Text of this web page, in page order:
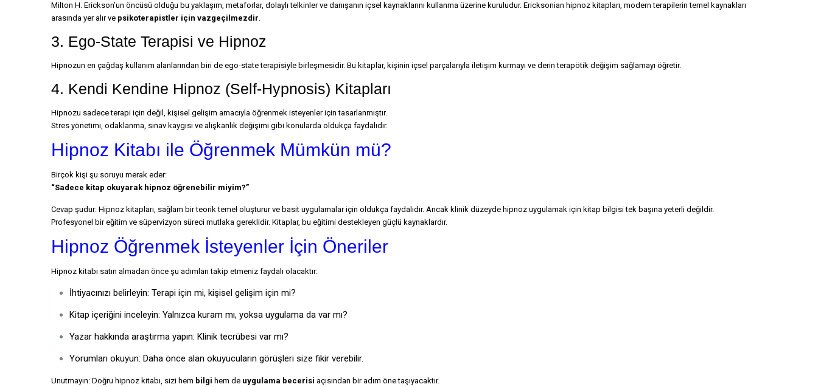
Milton H. Erickson’un öncüsü olduğu bu yaklaşım, metaforlar, dolaylı telkinler ve danışanın içsel kaynaklarını kullanma üzerine kuruludur. Ericksonian hipnoz kitapları, modern terapilerin temel kaynakları
arasında yer alır ve psikoterapistler için vazgeçilmezdir.
3. Ego-State Terapisi ve Hipnoz
Hipnozun en çağdaş kullanım alanlarından biri de ego-state terapisiyle birleşmesidir. Bu kitaplar, kişinin içsel parçalarıyla iletişim kurmayı ve derin terapötik değişim sağlamayı öğretir.
4. Kendi Kendine Hipnoz (Self-Hypnosis) Kitapları
Hipnozu sadece terapi için değil, kişisel gelişim amacıyla öğrenmek isteyenler için tasarlanmıştır.
Stres yönetimi, odaklanma, sınav kaygısı ve alışkanlık değişimi gibi konularda oldukça faydalıdır.
Hipnoz Kitabı ile Öğrenmek Mümkün mü?
Birçok kişi şu soruyu merak eder:
“Sadece kitap okuyarak hipnoz öğrenebilir miyim?”
Cevap şudur: Hipnoz kitapları, sağlam bir teorik temel oluşturur ve basit uygulamalar için oldukça faydalıdır. Ancak klinik düzeyde hipnoz uygulamak için kitap bilgisi tek başına yeterli değildir.
Profesyonel bir eğitim ve süpervizyon süreci mutlaka gereklidir. Kitaplar, bu eğitimi destekleyen güçlü kaynaklardır.
Hipnoz Öğrenmek İsteyenler İçin Öneriler
Hipnoz kitabı satın almadan önce şu adımları takip etmeniz faydalı olacaktır:
İhtiyacınızı belirleyin: Terapi için mi, kişisel gelişim için mi?
Kitap içeriğini inceleyin: Yalnızca kuram mı, yoksa uygulama da var mı?
Yazar hakkında araştırma yapın: Klinik tecrübesi var mı?
Yorumları okuyun: Daha önce alan okuyucuların görüşleri size fikir verebilir.
Unutmayın: Doğru hipnoz kitabı, sizi hem bilgi hem de uygulama becerisi açısından bir adım öne taşıyacaktır.